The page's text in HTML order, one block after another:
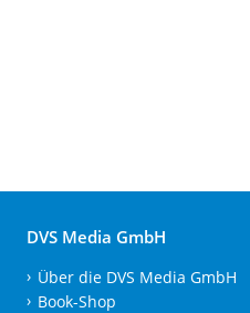
DVS Media GmbH
Über die DVS Media GmbH
Book-Shop